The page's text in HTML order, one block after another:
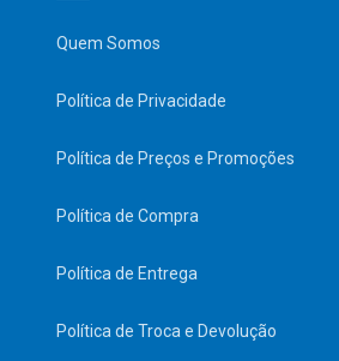
Quem Somos
Política de Privacidade
Política de Preços e Promoções
Política de Compra
Política de Entrega
Política de Troca e Devolução